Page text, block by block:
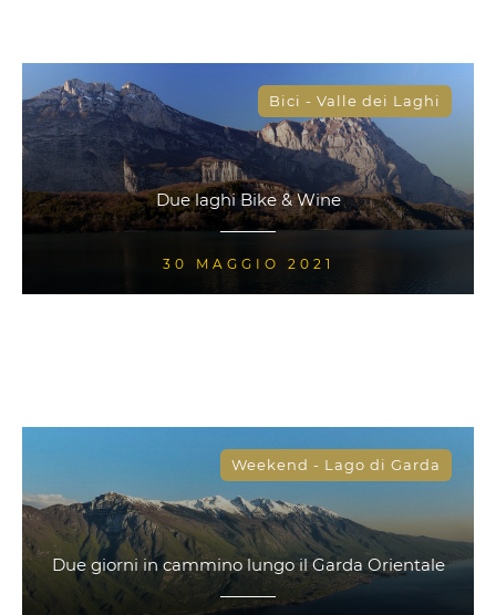
Bici - Valle dei Laghi
Due laghi Bike & Wine
30 MAGGIO 2021
Weekend - Lago di Garda
Due giorni in cammino lungo il Garda Orientale